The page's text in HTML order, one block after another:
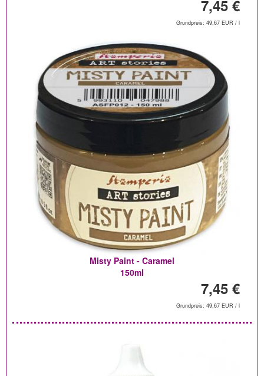
7,45 €
Grundpreis: 49,67 EUR / l
Misty Paint - Caramel
150ml
7,45 €
Grundpreis: 49,67 EUR / l